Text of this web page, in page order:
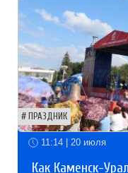
ПРАЗДНИК
11:14 | 20 июля
Как Каменск-